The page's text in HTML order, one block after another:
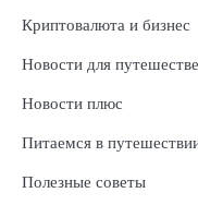
Криптовалюта и бизнес
Новости для
Новости плюс
Питаемся в
Полезные советы